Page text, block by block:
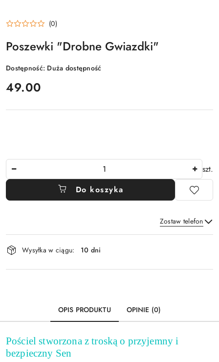
(0)
Poszewki "Drobne Gwiazdki"
Dostępność: Duża dostępność
cena:
49.00
szt.
Do koszyka
Zostaw telefon
Dostępność
i
dostawa
Wysyłka w ciągu: 10 dni
OPIS PRODUKTU OPINIE (0)
Pościel stworzona z troską o przyjemny i
bezpieczny Sen